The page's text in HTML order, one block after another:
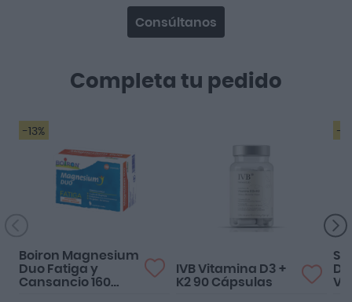
Completa tu pedido
-13%
Boiron Magnesium
Duo Fatiga y
Cansancio 160
Complementa
IVB Vitamina D3 +
K2 90 Cápsulas
-
Consúltanos